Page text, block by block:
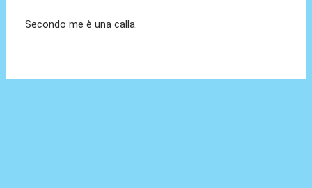
Secondo me è una calla.